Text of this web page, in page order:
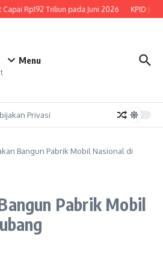
Rp192 Triliun pada Juni 2026 KPID
Menu
Privasi
Bangun Pabrik Mobil Nasional di
Pabrik Mobil